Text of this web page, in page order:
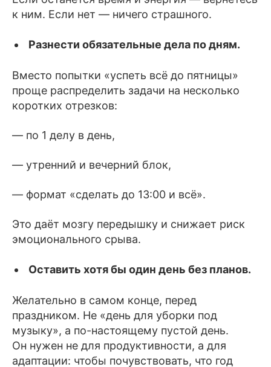
к ним. Если нет — ничего страшного.
Разнести обязательные дела по дням.
Вместо попытки «успеть всё до пятницы»
проще распределить задачи на несколько
коротких отрезков:
— по 1 делу в день,
— утренний и вечерний блок,
— формат «сделать до 13:00 и всё».
Это даёт мозгу передышку и снижает риск
эмоционального срыва.
Оставить хотя бы один день без планов.
Желательно в самом конце, перед
праздником. Не «день для уборки под
музыку», а по-настоящему пустой день.
Он нужен не для продуктивности, а для
адаптации: чтобы почувствовать, что год